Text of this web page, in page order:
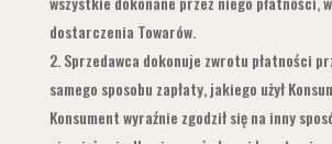
dostarczenia Towarów.
Sprzedawca dokonuje zwrotu płatności
samego sposobu zapłaty, jakiego użył
Konsument wyraźnie zgodził się na inny